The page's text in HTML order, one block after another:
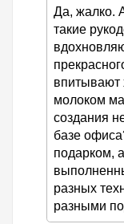
Да, жалко.
такие
впитывают
молоком
создания
базе
подарком,
разных
разными